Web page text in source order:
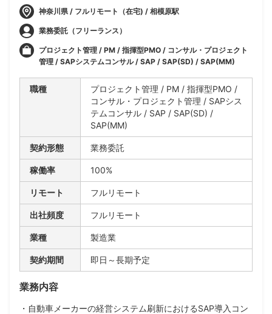
神奈川県 / フルリモート（在宅) / 相模原駅
業務委託（フリーランス）
プロジェクト管理 / PM / 指揮型PMO / コンサル・プロジェクト
管理 / SAPシステムコンサル / SAP / SAP(SD) / SAP(MM)
職種
プロジェクト管理 / PM / 指揮型PMO /
コンサル・プロジェクト管理 / SAPシス
テムコンサル / SAP / SAP(SD) /
SAP(MM)
契約形態 業務委託
稼働率 100%
リモート フルリモート
出社頻度 フルリモート
業種 製造業
契約期間 即日～長期予定
業務内容
・自動車メーカーの経営システム刷新におけるSAP導入コン